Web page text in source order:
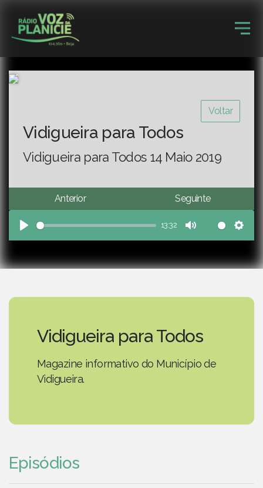
Voltar
Vidigueira para Todos
Vidigueira para Todos 14 Maio 2019
Anterior Seguinte
Play
13:32
Mute
Vidigueira para Todos
Magazine informativo do Município de
Vidigueira.
Episódios